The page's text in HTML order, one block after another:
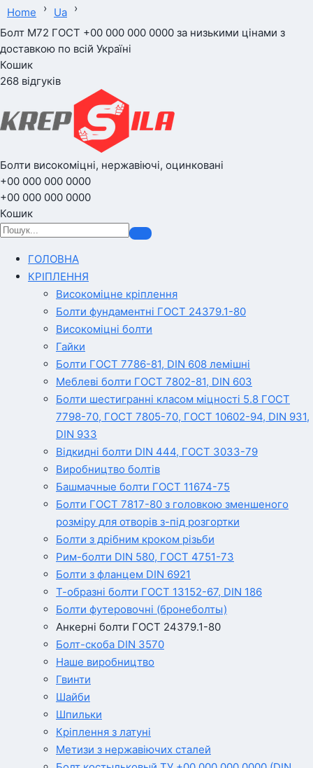
Home › Ua ›
Болт М72 ГОСТ +00 000 000 0000 за низькими цінами з
доставкою по всій Україні
Кошик
268 відгуків
Болти високоміцні, нержавіючі, оцинковані
+00 000 000 0000
+00 000 000 0000
Кошик
ГОЛОВНА
КРІПЛЕННЯ
Високоміцне кріплення
Болти фундаментні ГОСТ 24379.1-80
Високоміцні болти
Гайки
Болти ГОСТ 7786-81, DIN 608 лемішні
Меблеві болти ГОСТ 7802-81, DIN 603
Болти шестигранні класом міцності 5.8 ГОСТ
7798-70, ГОСТ 7805-70, ГОСТ 10602-94, DIN 931,
DIN 933
Відкидні болти DIN 444, ГОСТ 3033-79
Виробництво болтів
Башмачные болти ГОСТ 11674-75
Болти ГОСТ 7817-80 з головкою зменшеного
розміру для отворів з-під розгортки
Болти з дрібним кроком різьби
Рим-болти DIN 580, ГОСТ 4751-73
Болти з фланцем DIN 6921
Т-образні болти ГОСТ 13152-67, DIN 186
Болти футеровочні (бронеболты)
Анкерні болти ГОСТ 24379.1-80
Болт-скоба DIN 3570
Наше виробництво
Гвинти
Шайби
Шпильки
Кріплення з латуні
Метизи з нержавіючих сталей